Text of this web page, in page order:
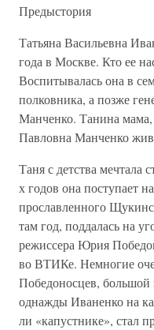
Предыстория
Татьяна Васильевна
года в Москве. Кто ее
Воспитывалась она в
полковника, а позже
Манченко. Танина
Павловна Манченко
Таня с детства мечтала
х годов она поступает
прославленного
там год, поддалась на
режиссера Юрия
во ВТИКе. Немногие
Победоносцев, большой
однажды Иваненко на
ли «капустнике», стал